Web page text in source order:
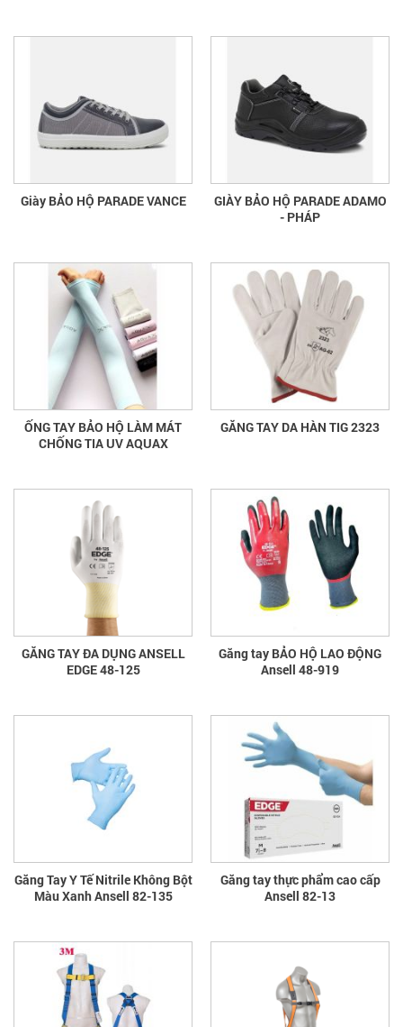
Giày BẢO HỘ PARADE VANCE
GIÀY BẢO HỘ PARADE ADAMO
- PHÁP
ỐNG TAY BẢO HỘ LÀM MÁT
CHỐNG TIA UV AQUAX
GĂNG TAY DA HÀN TIG 2323
GĂNG TAY ĐA DỤNG ANSELL
EDGE 48-125
Găng tay BẢO HỘ LAO ĐỘNG
Ansell 48-919
Găng Tay Y Tế Nitrile Không Bột
Màu Xanh Ansell 82-135
Găng tay thực phẩm cao cấp
Ansell 82-13